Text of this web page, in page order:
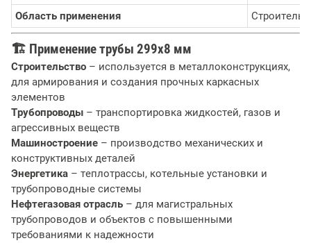
Область применения
🏗 Применение трубы 299х8 мм
Строительство – используется в металлоконструкциях,
для армирования и создания прочных каркасных
элементов
Трубопроводы – транспортировка жидкостей, газов и
агрессивных веществ
Машиностроение – производство механических и
конструктивных деталей
Энергетика – теплотрассы, котельные установки и
трубопроводные системы
Нефтегазовая отрасль – для магистральных
трубопроводов и объектов с повышенными
требованиями к надежности